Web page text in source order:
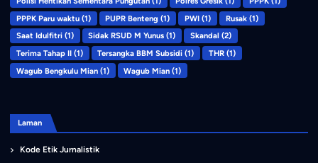
PPPK Paru waktu(1) PUPR Benteng (1) PWI (1) Rusak (1)
Saat Idulfitri(1) Sidak RSUD M Yunus (1) Skandal (2)
Terima Tahap II(1) Tersangka BBM Subsidi (1) THR (1)
Wagub Bengkulu Mian(1) Wagub Mian (1)
Laman
Kode Etik Jurnalistik